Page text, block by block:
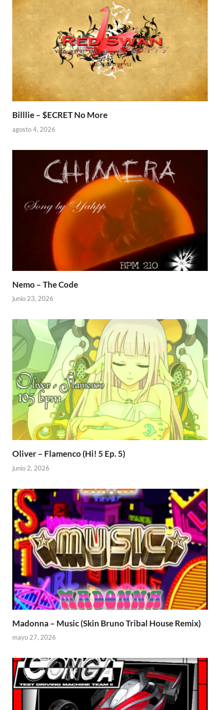
Billlie – $ECRET No More
agosto 4, 2026
Nemo – The Code
junio 23, 2026
Oliver – Flamenco (Hi! 5 Ep. 5)
junio 2, 2026
Madonna – Music (Skin Bruno Tribal House Remix)
mayo 27, 2026